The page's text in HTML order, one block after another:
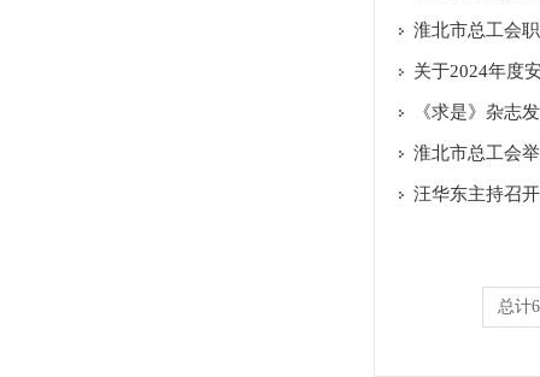
淮北市总工会
关于2024年度
《求是》杂志
淮北市总工会
汪华东主持召
总计